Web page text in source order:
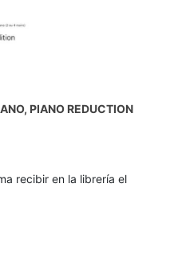
PIANO REDUCTION
recibir en la librería el